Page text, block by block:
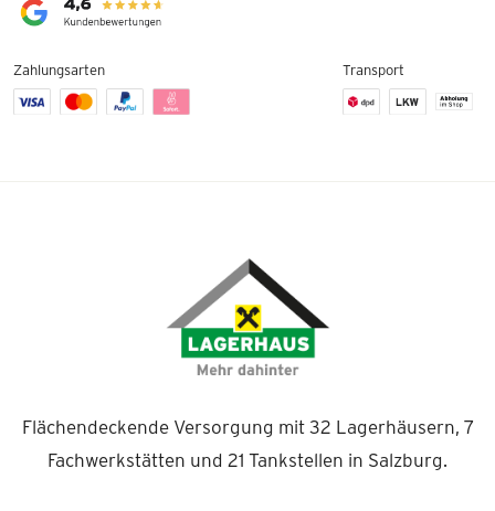
Zahlungsarten Transport
Flächendeckende Versorgung mit 32 Lagerhäusern, 7
Fachwerkstätten und 21 Tankstellen in Salzburg.